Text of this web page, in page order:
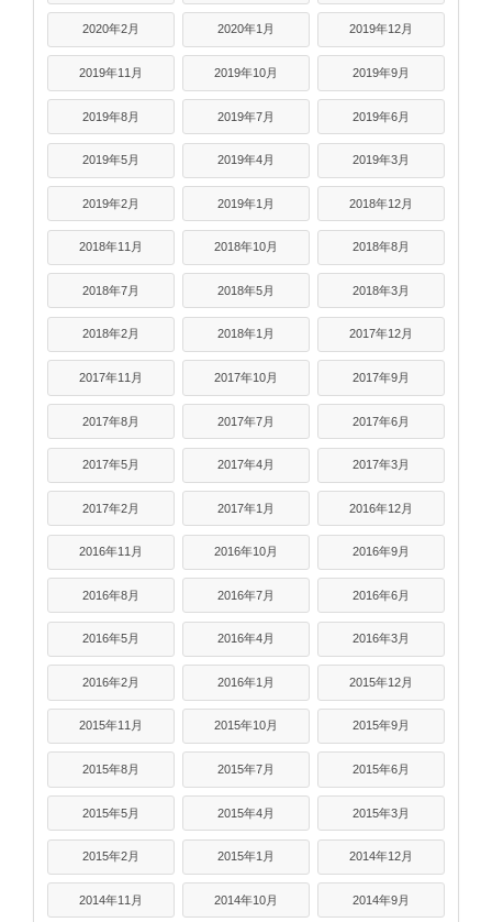
2020年2月 2020年1月 2019年12月
2019年11月 2019年10月 2019年9月
2019年8月 2019年7月 2019年6月
2019年5月 2019年4月 2019年3月
2019年2月 2019年1月 2018年12月
2018年11月 2018年10月 2018年8月
2018年7月 2018年5月 2018年3月
2018年2月 2018年1月 2017年12月
2017年11月 2017年10月 2017年9月
2017年8月 2017年7月 2017年6月
2017年5月 2017年4月 2017年3月
2017年2月 2017年1月 2016年12月
2016年11月 2016年10月 2016年9月
2016年8月 2016年7月 2016年6月
2016年5月 2016年4月 2016年3月
2016年2月 2016年1月 2015年12月
2015年11月 2015年10月 2015年9月
2015年8月 2015年7月 2015年6月
2015年5月 2015年4月 2015年3月
2015年2月 2015年1月 2014年12月
2014年11月 2014年10月 2014年9月